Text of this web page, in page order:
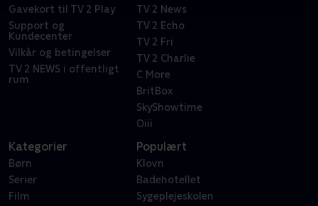
Gavekort til TV 2 Play
Support og
Kundecenter
Vilkår og betingelser
TV 2 NEWS i offentligt
rum
TV 2 News
TV 2 Echo
TV 2 Fri
TV 2 Charlie
C More
BritBox
SkyShowtime
Oiii
Kategorier
Børn
Serier
Film
Populært
Klovn
Badehotellet
Sygeplejeskolen